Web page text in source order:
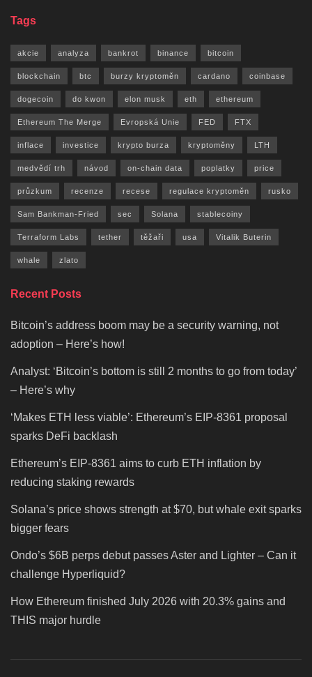
Tags
akcie analyza bankrot binance bitcoin
blockchain btc burzy kryptoměn cardano coinbase
dogecoin do kwon elon musk eth ethereum
Ethereum The Merge Evropská Unie FED FTX
inflace investice krypto burza kryptoměny LTH
medvědí trh návod on-chain data poplatky price
průzkum recenze recese regulace kryptoměn rusko
Sam Bankman-Fried sec Solana stablecoiny
Terraform Labs tether těžaři usa Vitalik Buterin
whale zlato
Recent Posts
Bitcoin’s address boom may be a security warning, not
adoption – Here’s how!
Analyst: ‘Bitcoin’s bottom is still 2 months to go from today’
– Here’s why
‘Makes ETH less viable’: Ethereum’s EIP-8361 proposal
sparks DeFi backlash
Ethereum’s EIP-8361 aims to curb ETH inflation by
reducing staking rewards
Solana’s price shows strength at $70, but whale exit sparks
bigger fears
Ondo’s $6B perps debut passes Aster and Lighter – Can it
challenge Hyperliquid?
How Ethereum finished July 2026 with 20.3% gains and
THIS major hurdle